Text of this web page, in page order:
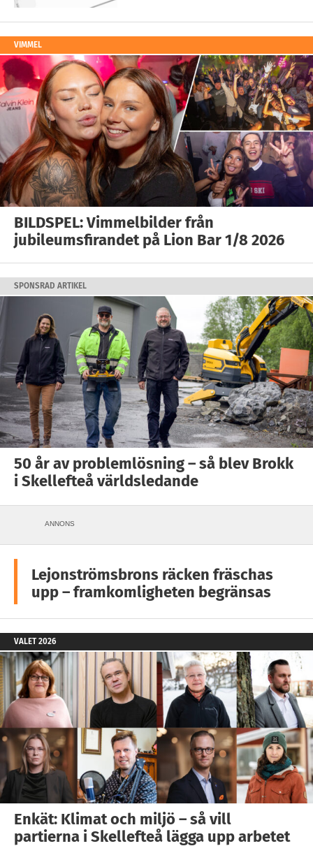
VIMMEL
BILDSPEL: Vimmelbilder från
jubileumsfirandet på Lion Bar 1/8 2026
SPONSRAD ARTIKEL
50 år av problemlösning – så blev Brokk
i Skellefteå världsledande
ANNONS
Lejonströmsbrons räcken fräschas
upp – framkomligheten begränsas
VALET 2026
Enkät: Klimat och miljö – så vill
partierna i Skellefteå lägga upp arbetet